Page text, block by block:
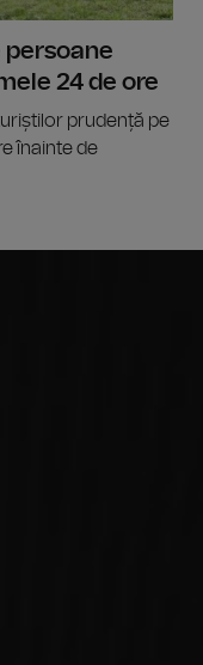
persoane
24 de ore
prudență pe
înainte de